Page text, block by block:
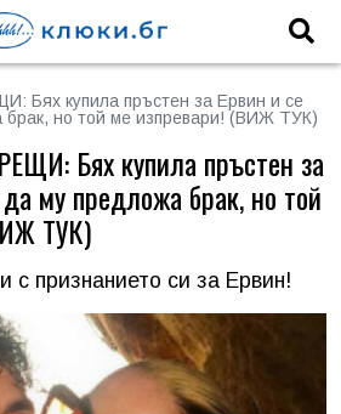
Бях купила пръстен за Ервин и се
брак, но той ме изпревари! (ВИЖ ТУК)
Бях купила пръстен за
му предложа брак, но той
ТУК)
с признанието си за Ервин!